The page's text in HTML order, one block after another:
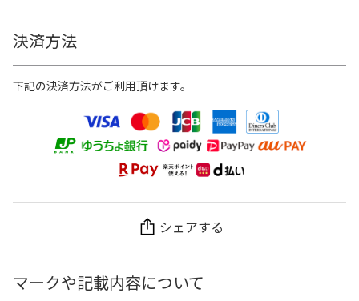
決済方法
下記の決済方法がご利用頂けます。
シェアする
マークや記載内容について